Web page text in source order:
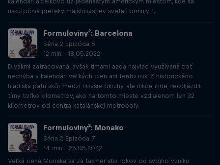
uskutočnia preteky majstrovstiev sveta Formuly 1.
Formuloviny²: Barcelona
Séria 2 Epizóda 6
12 min. · 18.05.2022
Divákmi zatracovaná, avšak tímami azda najviac využívaná trať
nechýba v kalendári veľkých cien ani tento rok. Z historického
hľadiska patrí skôr medzi novšie okruhy, ale nikde inde neodjazdili
tímy toľko kilometrov, ako na tomto mieste vzdialenom len 32
kilometrov od centra katalánskej metropoly.
Formuloviny²: Monako
Séria 2 Epizóda 7
14 min. · 25.05.2022
Veľká cena Monaka sa za takmer sto rokov od svojho vzniku